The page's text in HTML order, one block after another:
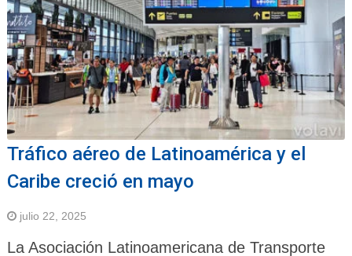
Tráfico aéreo de Latinoamérica y el
Caribe creció en mayo
julio 22, 2025
La Asociación Latinoamericana de Transporte